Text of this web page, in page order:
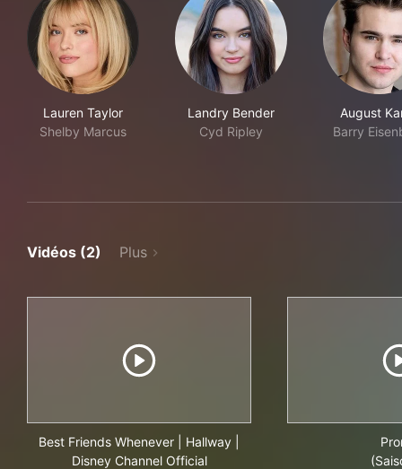
Lauren Taylor
Shelby Marcus
Landry Bender
Cyd Ripley
August
Barry
Vidéos (2) Plus
Best Friends Whenever | Hallway |
Disney Channel Official